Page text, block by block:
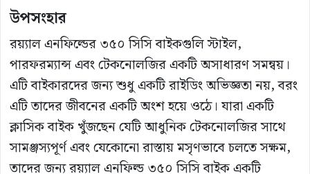
উপসংহার
রয়্যাল এনফিল্ডের ৩৫০ সিসি বাইকগুলি স্টাইল,
পারফরম্যান্স এবং টেকনোলজির একটি অসাধারণ সমন্বয়।
এটি বাইকারদের জন্য শুধু একটি রাইডিং অভিজ্ঞতা নয়, বরং
এটি তাদের জীবনের একটি অংশ হয়ে ওঠে। যারা একটি
ক্লাসিক বাইক খুঁজছেন যেটি আধুনিক টেকনোলজির সাথে
সামঞ্জস্যপূর্ণ এবং যেকোনো রাস্তায় মসৃণভাবে চলতে সক্ষম,
তাদের জন্য রয়্যাল এনফিল্ড ৩৫০ সিসি বাইক একটি